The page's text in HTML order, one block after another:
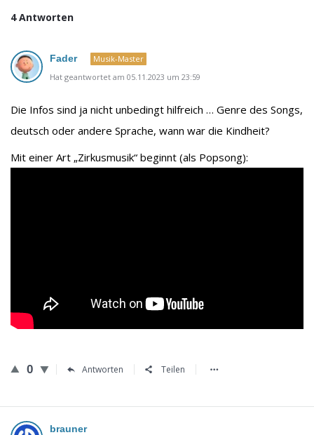
4 Antworten
Fader
Musik-Master
Hat geantwortet am 05.11.2023 um 23:59
Die Infos sind ja nicht unbedingt hilfreich … Genre des Songs,
deutsch oder andere Sprache, wann war die Kindheit?
Mit einer Art „Zirkusmusik“ beginnt (als Popsong):
0 Antworten Teilen
brauner